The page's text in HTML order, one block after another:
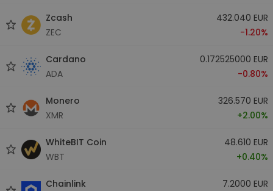
Zcash
ZEC
432.040 EUR
-1.20%
Cardano
ADA
0.172525000 EUR
-0.80%
Monero
XMR
326.570 EUR
+2.00%
WhiteBIT Coin
WBT
48.610 EUR
+0.40%
Chainlink
7.2000 EUR